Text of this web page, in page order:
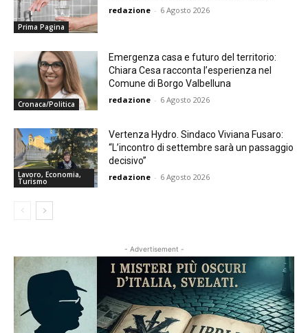
Prima Pagina
redazione - 6 Agosto 2026
Cronaca/Politica
Emergenza casa e futuro del territorio:
Chiara Cesa racconta l’esperienza nel
Comune di Borgo Valbelluna
redazione - 6 Agosto 2026
Lavoro, Economia,
Turismo
Vertenza Hydro. Sindaco Viviana Fusaro:
“L’incontro di settembre sarà un passaggio
decisivo”
redazione - 6 Agosto 2026
- Advertisement -